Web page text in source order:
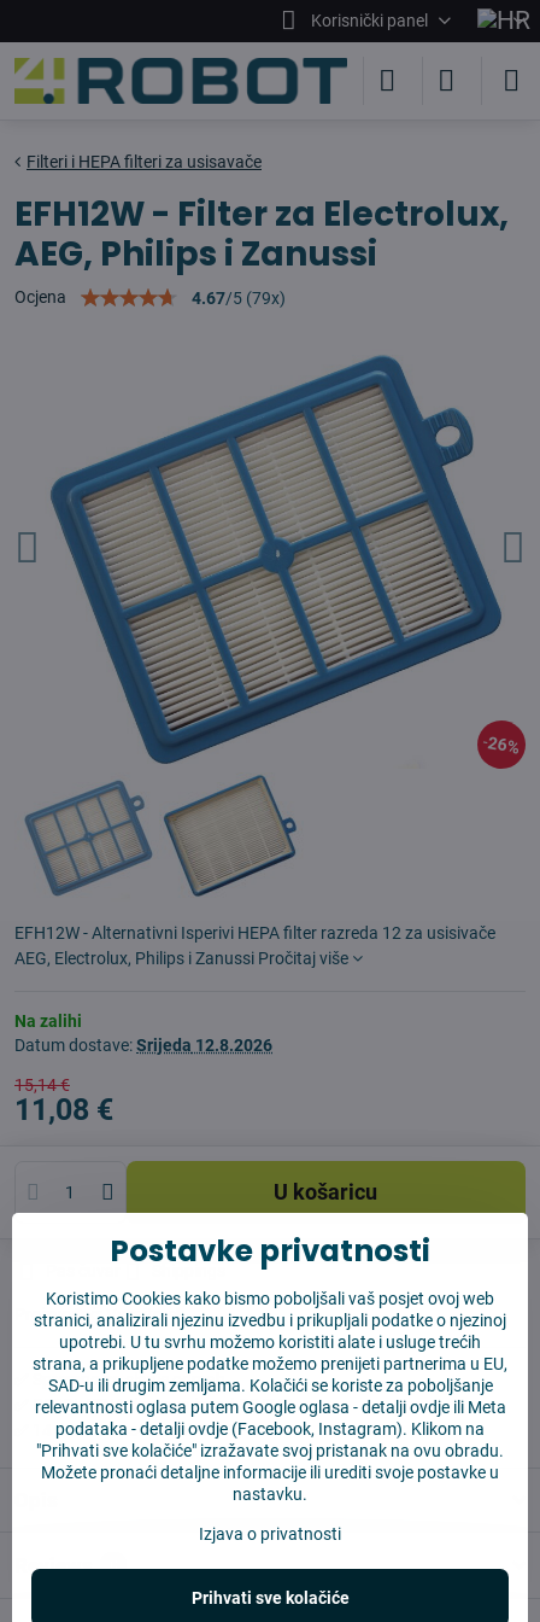
Korisnički panel
26%
Filteri i HEPA filteri za usisavače
EFH12W - Filter za Electrolux,
AEG, Philips i Zanussi
Ocjena 4.67/5 (79x)
EFH12W - Alternativni Isperivi HEPA filter razreda 12 za usisivače
AEG, Electrolux, Philips i Zanussi Pročitaj više
Na zalihi
Datum dostave:Srijeda 12.8.2026
15,14 €
11,08 €
U košaricu
Proizvođač:Vysajto.sk
✅ Spremno za slanje odmah
✅ BESPLATNA dostava iznad 55 EUR
✅ 14 dana za povrat robe
Reviews 0
Postavke privatnosti
Koristimo Cookies kako bismo poboljšali vaš posjet ovoj web
stranici, analizirali njezinu izvedbu i prikupljali podatke o njezinoj
upotrebi. U tu svrhu možemo koristiti alate i usluge trećih
strana, a prikupljene podatke možemo prenijeti partnerima u EU,
SAD-u ili drugim zemljama. Kolačići se koriste za poboljšanje
relevantnosti oglasa putem Google oglasa -detalji ovdjeili Meta
podataka -detalji ovdje (Facebook, Instagram). Klikom na
"Prihvati sve kolačiće" izražavate svoj pristanak na ovu obradu.
Možete pronaći detaljne informacije ili urediti svoje postavke u
nastavku.
Izjava o privatnosti
Prihvati sve kolačiće